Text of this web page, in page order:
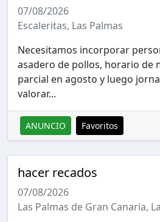
07/08/2026
Escaleritas, Las Palmas
Necesitamos incorporar
asadero de pollos, horario de
parcial en agosto y luego
valorar...
ANUNCIO Favoritos
hacer recados
07/08/2026
Las Palmas de Gran Canaria,